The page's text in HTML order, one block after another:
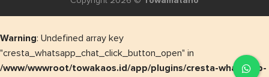
Warning: Undefined array key
"cresta_whatsapp_chat_click_button_open" in
/www/wwwroot/towakaos.id/app/plugins/cresta-whatsapp-